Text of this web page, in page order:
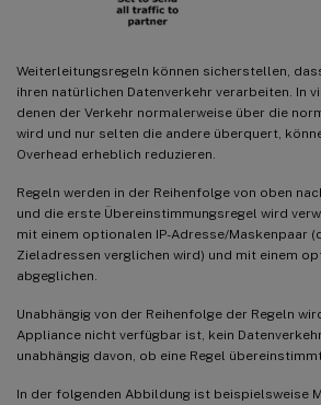
Weiterleitungsregeln können sicherstellen,
ihren natürlichen Datenverkehr verarbeiten. In
denen der Verkehr normalerweise über die
wird und nur selten die andere überquert,
Overhead erheblich reduzieren.
Regeln werden in der Reihenfolge von oben
und die erste Übereinstimmungsregel wird
mit einem optionalen IP-Adresse/Maskenpaar
Zieladressen verglichen wird) und mit einem
abgeglichen.
Unabhängig von der Reihenfolge der Regeln
Appliance nicht verfügbar ist, kein
unabhängig davon, ob eine Regel
In der folgenden Abbildung ist beispielsweise